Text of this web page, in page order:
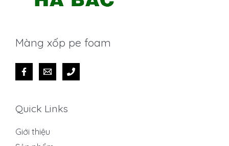
Màng xốp pe foam
Quick Links
Giới thiệu